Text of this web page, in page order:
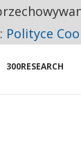
JEJ NIE
300RESEARCH
Polityce